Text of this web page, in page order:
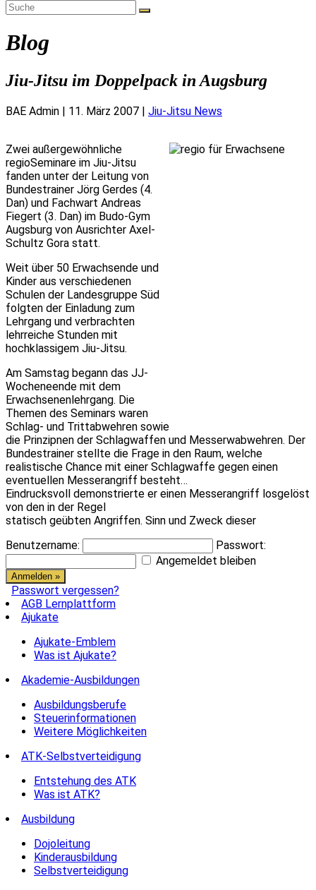
umschalten
Blog
Jiu-Jitsu im Doppelpack in Augsburg
BAE Admin | 11. März 2007 | Jiu-Jitsu News
Zwei außergewöhnliche
regioSeminare im Jiu-Jitsu
fanden unter der Leitung von
Bundestrainer Jörg Gerdes (4.
Dan) und Fachwart Andreas
Fiegert (3. Dan) im Budo-Gym
Augsburg von Ausrichter Axel-
Schultz Gora statt.
Weit über 50 Erwachsende und
Kinder aus verschiedenen
Schulen der Landesgruppe Süd
folgten der Einladung zum
Lehrgang und verbrachten
lehrreiche Stunden mit
hochklassigem Jiu-Jitsu.
Am Samstag begann das JJ-
Wocheneende mit dem
Erwachsenenlehrgang. Die
Themen des Seminars waren
Schlag- und Trittabwehren sowie
die Prinzipnen der Schlagwaffen und Messerwabwehren. Der
Bundestrainer stellte die Frage in den Raum, welche
realistische Chance mit einer Schlagwaffe gegen einen
eventuellen Messerangriff besteht…
Eindrucksvoll demonstrierte er einen Messerangriff losgelöst
von den in der Regel
statisch geübten Angriffen. Sinn und Zweck dieser
Benutzername:
Passwort:
Angemeldet bleiben
Passwort vergessen?
AGB Lernplattform
Ajukate
Ajukate-Emblem
Was ist Ajukate?
Akademie-Ausbildungen
Ausbildungsberufe
Steuerinformationen
Weitere Möglichkeiten
ATK-Selbstverteidigung
Entstehung des ATK
Was ist ATK?
Ausbildung
Dojoleitung
Kinderausbildung
Selbstverteidigung